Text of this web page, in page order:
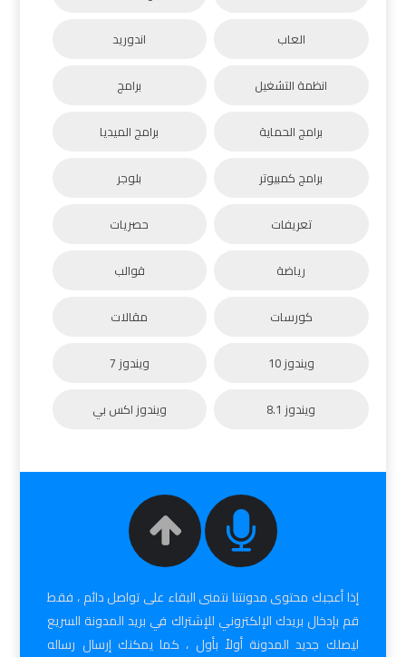
العاب اندوريد
انظمة التشغيل برامج
برامج الحماية برامج الميديا
برامج كمبيوتر بلوجر
تعريفات حصريات
رياضة قوالب
كورسات مقالات
ويندوز 10 ويندوز 7
ويندوز 8.1 ويندوز اكس بي
إذا أعجبك محتوى مدونتنا نتمنى البقاء على تواصل دائم ، فقط
قم بإدخال بريدك الإلكتروني للإشتراك في بريد المدونة السريع
ليصلك جديد المدونة أولاً بأول ، كما يمكنك إرسال رساله